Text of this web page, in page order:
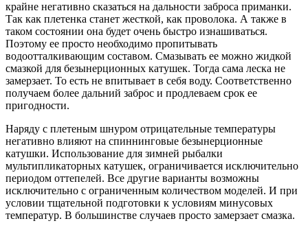
крайне негативно сказаться на дальности заброса приманки.
Так как плетенка станет жесткой, как проволока. А также в
таком состоянии она будет очень быстро изнашиваться.
Поэтому ее просто необходимо пропитывать
водоотталкивающим составом. Смазывать ее можно жидкой
смазкой для безынерционных катушек. Тогда сама леска не
замерзает. То есть не впитывает в себя воду. Соответственно
получаем более дальний заброс и продлеваем срок ее
пригодности.
Наряду с плетеным шнуром отрицательные температуры
негативно влияют на спиннинговые безынерционные
катушки. Использование для зимней рыбалки
мультипликаторных катушек, ограничивается исключительно
периодом оттепелей. Все другие варианты возможны
исключительно с ограниченным количеством моделей. И при
условии тщательной подготовки к условиям минусовых
температур. В большинстве случаев просто замерзает смазка.